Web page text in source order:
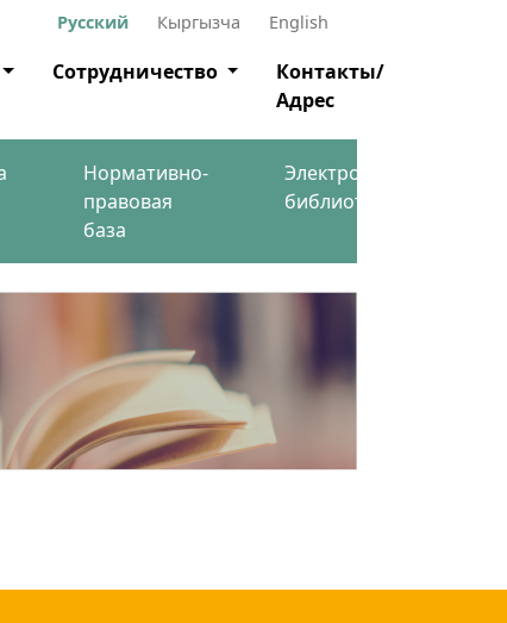
Русский Кыргызча English
Сотрудничество
Контакты/
Адрес
Нормативно-
правовая
база
Электронная
библиотека